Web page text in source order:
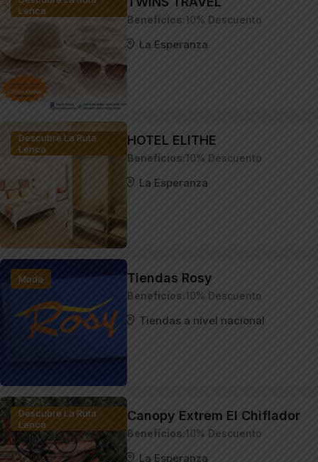
Lenca
Beneficios 10% Descuento
La Esperanza
Descubre La Ruta
Lenca
HOTEL ELITHE
Beneficios 10% Descuento
La Esperanza
Moda Tiendas Rosy
Beneficios 10% Descuento
Tiendas a nivel nacional
Descubre La Ruta
Lenca
Canopy Extrem El Chiflador
Beneficios 10% Descuento
La Esperanza